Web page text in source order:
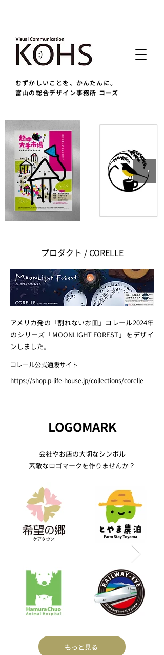
むずかしいことを、かんたんに。
富山の総合デザイン事務所 コーズ
プロダクト / CORELLE
アメリカ発の「割れないお皿」コレール2024年
のシリーズ「MOONLIGHT FOREST」をデザイ
ンしました。
コレール公式通販サイト
https://shop.p-life-house.jp/collections/corelle
LOGOMARK
会社やお店の大切なシンボル
素敵なロゴマークを作りませんか？
もっと見る